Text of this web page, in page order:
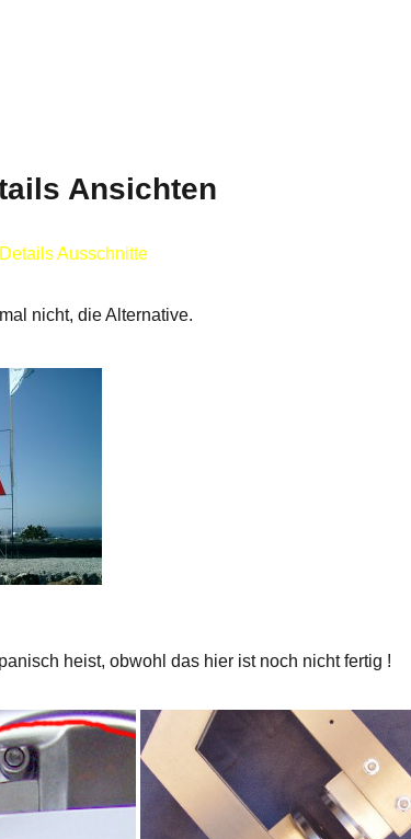
Ansichten
Ausschnitte
nicht, die Alternative.
heist, obwohl das hier ist noch nicht fertig !